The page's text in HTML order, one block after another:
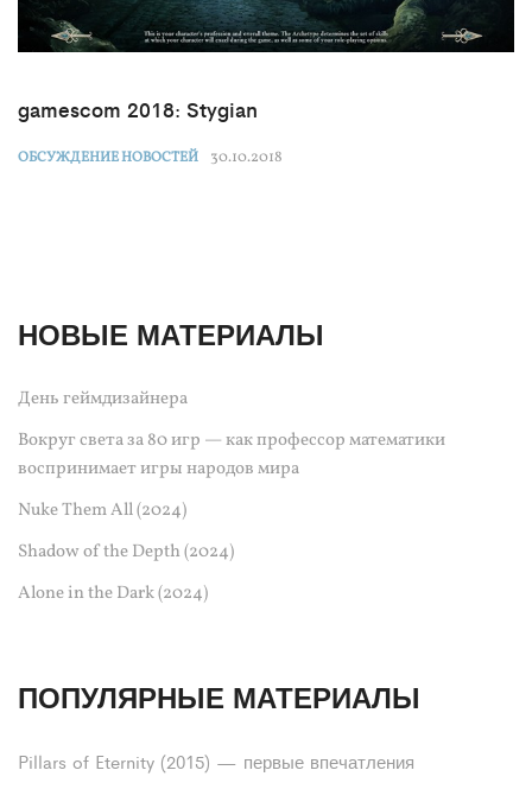
gamescom 2018: Stygian
ОБСУЖДЕНИЕ НОВОСТЕЙ 30.10.2018
НОВЫЕ МАТЕРИАЛЫ
День геймдизайнера
Вокруг света за 80 игр — как профессор математики
воспринимает игры народов мира
Nuke Them All (2024)
Shadow of the Depth (2024)
Alone in the Dark (2024)
ПОПУЛЯРНЫЕ МАТЕРИАЛЫ
Pillars of Eternity (2015) — первые впечатления